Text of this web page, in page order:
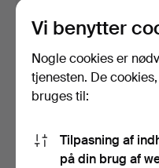
LYSESTAGER, et par,
imperium, 1800-…
Opnåede hammerslag 16 apr
2026
248 USD
Vi benytter
Nogle cookies er
tjenesten. De
bruges til:
Tilpasning af
på din brug af